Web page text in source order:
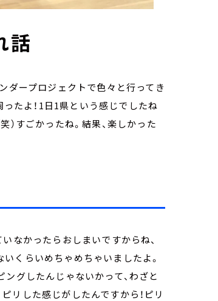
話
ダープロジェクトで色々と行ってき
ったよ！1日1県という感じでしたね
）すごかったね。結果、楽しかった
なかったらおしまいですからね、
くらいめちゃめちゃいましたよ。
ングしたんじゃないかって、わざと
リした感じがしたんですから！ピリ